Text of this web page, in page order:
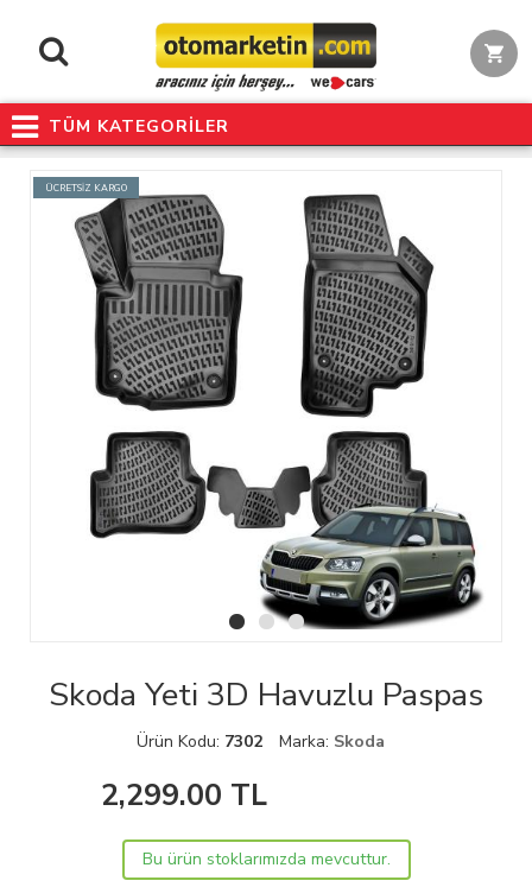
TÜM KATEGORİLER
ÜCRETSİZ KARGO
Skoda Yeti 3D Havuzlu Paspas
Ürün Kodu: 7302 Marka: Skoda
2,299.00 TL
Bu ürün stoklarımızda mevcuttur.